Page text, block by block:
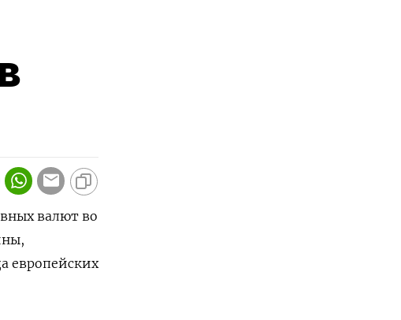
валют во
европейских